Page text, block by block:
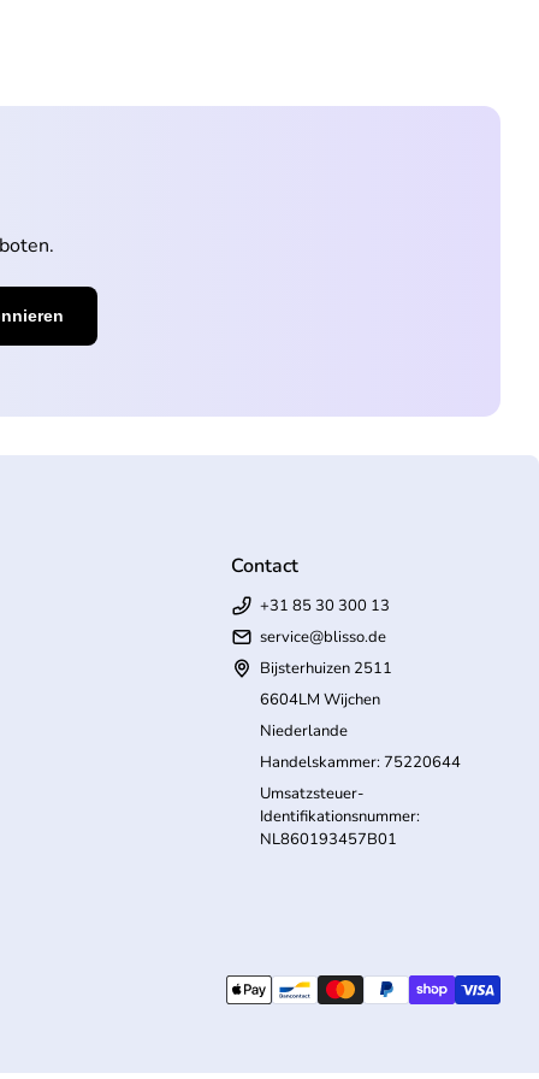
Contact
+31 85 30 300 13
service@blisso.de
Bijsterhuizen 2511
6604LM Wijchen
Niederlande
Handelskammer: 75220644
Umsatzsteuer-
Identifikationsnummer:
NL860193457B01
öffnet in neuem Tab/Fenster)Zahlungsmöglichkeiten